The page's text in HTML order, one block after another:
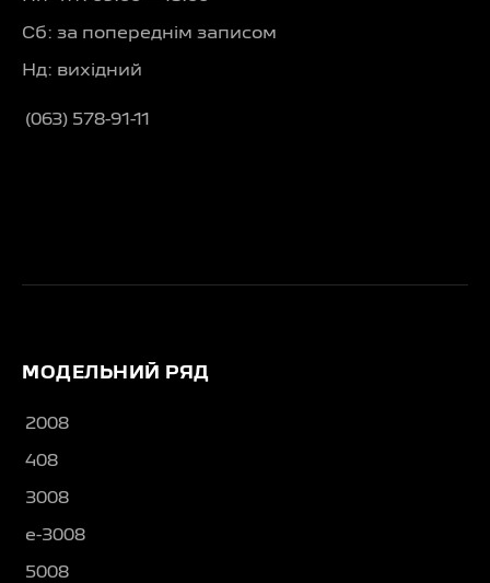
Сб: за попереднім записом
Нд: вихідний
(063) 578-91-11
МОДЕЛЬНИЙ РЯД
2008
408
3008
e-3008
5008